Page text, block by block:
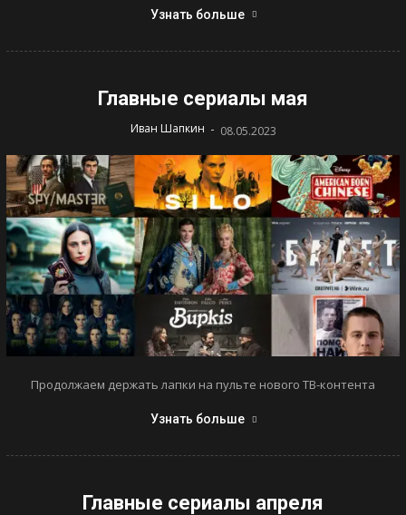
Узнать больше
Главные сериалы мая
Иван Шапкин - 08.05.2023
Продолжаем держать лапки на пульте нового ТВ-контента
Узнать больше
Главные сериалы апреля